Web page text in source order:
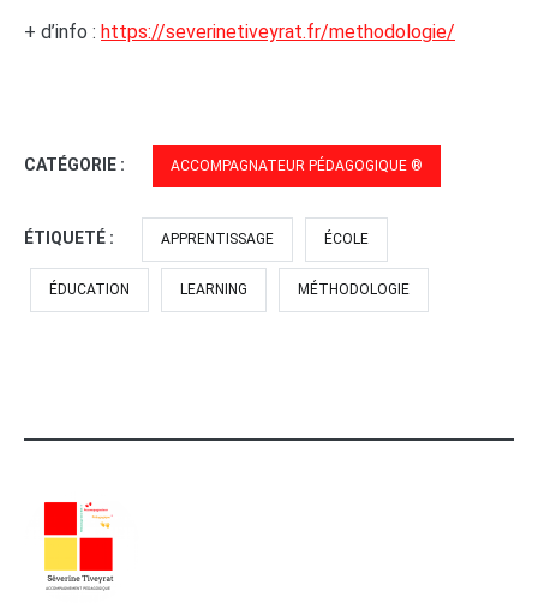
+ d’info : https://severinetiveyrat.fr/methodologie/
CATÉGORIE : ACCOMPAGNATEUR PÉDAGOGIQUE ®
ÉTIQUETÉ : APPRENTISSAGE ÉCOLE
ÉDUCATION LEARNING MÉTHODOLOGIE